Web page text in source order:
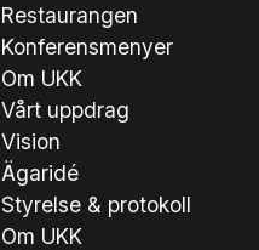
Restaurangen
Konferensmenyer
Om UKK
Vårt uppdrag
Vision
Ägaridé
Styrelse & protokoll
Om UKK